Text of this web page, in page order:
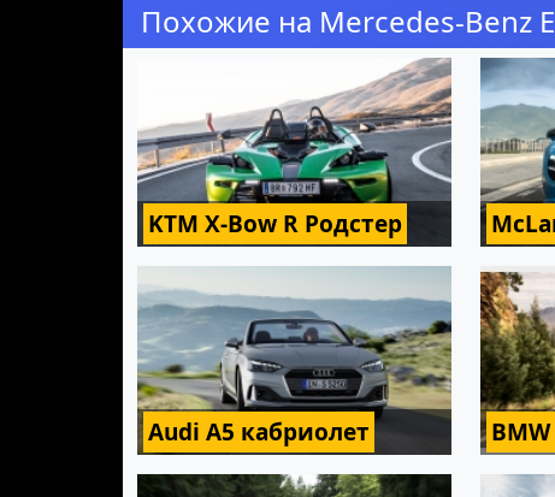
Похожие на Mercedes-Benz
KTM X-Bow R Родстер
Audi A5 кабриолет